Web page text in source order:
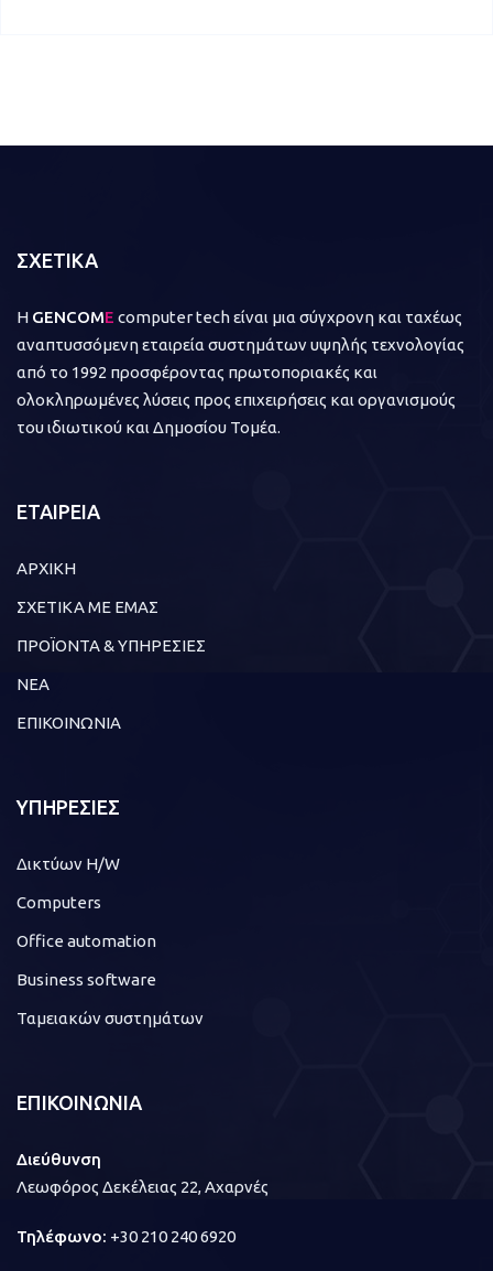
ΣΧΕΤΙΚΑ
Η GENCOME computer tech είναι μια σύγχρονη και ταχέως
αναπτυσσόμενη εταιρεία συστημάτων υψηλής τεχνολογίας
από το 1992 προσφέροντας πρωτοποριακές και
ολοκληρωμένες λύσεις προς επιχειρήσεις και οργανισμούς
του ιδιωτικού και Δημοσίου Τομέα.
ΕΤΑΙΡΕΙΑ
ΑΡΧΙΚΗ
ΣΧΕΤΙΚΑ ΜΕ ΕΜΑΣ
ΠΡΟΪΟΝΤΑ & ΥΠΗΡΕΣΙΕΣ
ΝΕΑ
ΕΠΙΚΟΙΝΩΝΙΑ
ΥΠΗΡΕΣΙΕΣ
Δικτύων H/W
Computers
Office automation
Business software
Ταμειακών συστημάτων
ΕΠΙΚΟΙΝΩΝΙΑ
Διεύθυνση
Λεωφόρος Δεκέλειας 22, Αχαρνές
Τηλέφωνο: +30 210 240 6920